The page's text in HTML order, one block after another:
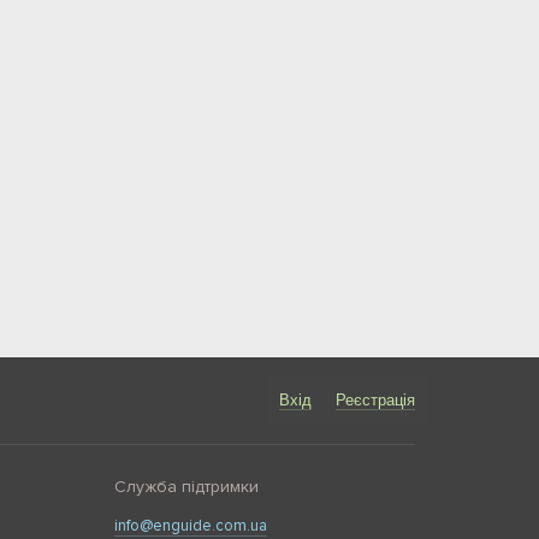
Вхід Реєстрація
Служба підтримки
info@enguide.com.ua